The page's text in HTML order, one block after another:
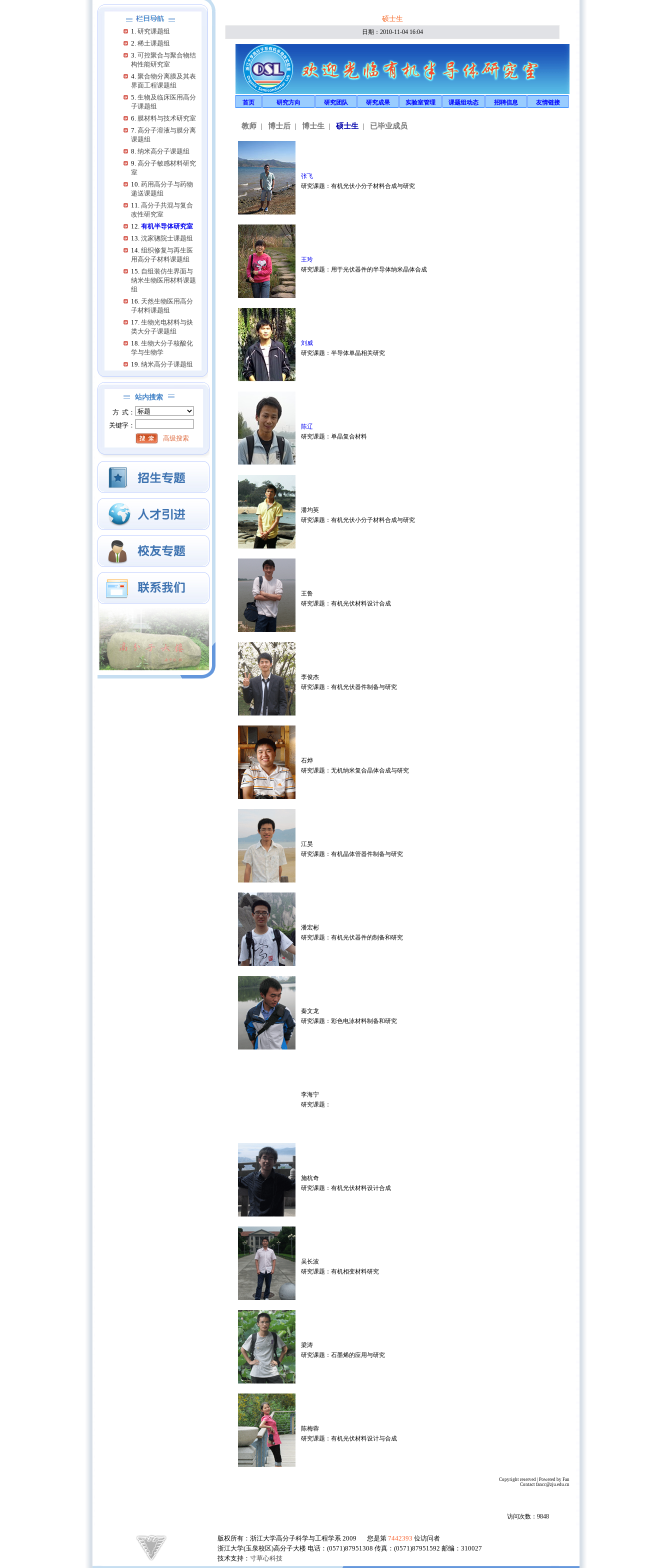
研究课题组
稀土课题组
可控聚合与聚合物结
构性能研究室
聚合物分离膜及其表
界面工程课题组
生物及临床医用高分
子课题组
膜材料与技术研究室
高分子溶液与膜分离
课题组
纳米高分子课题组
高分子敏感材料研究
室
药用高分子与药物
递送课题组
高分子共混与复合
改性研究室
有机半导体研究室
沈家骢院士课题组
组织修复与再生医
用高分子材料课题组
自组装仿生界面与
纳米生物医用材料课题
组
天然生物医用高分
子材料课题组
生物光电材料与炔
类大分子课题组
生物大分子核酸化
学与生物学
纳米高分子课题组
站内搜索
方 式：
关键字：
高级搜索
硕士生
日期：2010-11-04 16:04
首页
研究方向
纳米技术
研究团队
博士后
研究成果
专利
实验室管理
文件下载
课题组动态
招聘信息 友情链接
教师 | 博士后 | 博士生 | 硕士生 | 已毕业成员
张飞
研究课题：有机光伏小分子材料合成与研究
王玲
研究课题：用于光伏器件的半导体纳米晶体合成
刘威
研究课题：半导体单晶相关研究
陈辽
研究课题：单晶复合材料
潘均英
研究课题：有机光伏小分子材料合成与研究
王鲁
研究课题：有机光伏材料设计合成
李俊杰
研究课题：有机光伏器件制备与研究
石烨
研究课题：无机纳米复合晶体合成与研究
江昊
研究课题：有机晶体管器件制备与研究
潘宏彬
研究课题：有机光伏器件的制备和研究
秦文龙
研究课题：彩色电泳材料制备和研究
李海宁
研究课题：
施杭奇
研究课题：有机光伏材料设计合成
吴长波
研究课题：有机相变材料研究
梁涛
研究课题：石墨烯的应用与研究
陈梅蓉
研究课题：有机光伏材料设计与合成
Copyright reserved | Powered by Fan
Contact fancc@zju.edu.cn
访问次数：9848
版权所有：浙江大学高分子科学与工程学系 2009 您是第 7442393 位访问者
浙江大学(玉泉校区)高分子大楼 电话：(0571)87951308 传真：(0571)87951592 邮编：310027
技术支持： 寸草心科技